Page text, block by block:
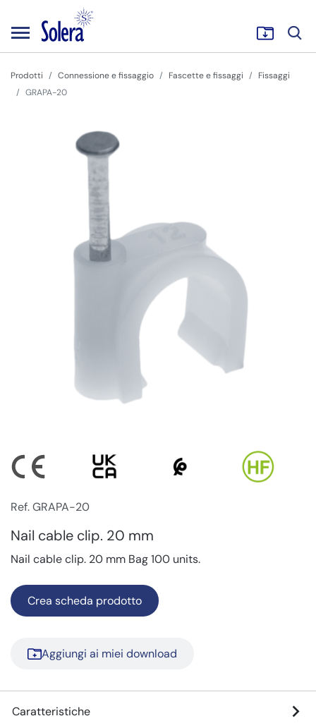
Prodotti Connessione e fissaggio Fascette e fissaggi
Fissaggi
GRAPA-20
Ref. GRAPA-20
Nail cable clip. 20 mm
Nail cable clip. 20 mm Bag 100 units.
Crea scheda prodotto
Aggiungi ai miei download
Caratteristiche